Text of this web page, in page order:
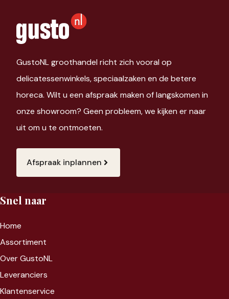
GustoNL groothandel richt zich vooral op
delicatessenwinkels, speciaalzaken en de betere
horeca. Wilt u een afspraak maken of langskomen in
onze showroom? Geen probleem, we kijken er naar
uit om u te ontmoeten.
Afspraak inplannen
Snel naar
Home
Assortiment
Over GustoNL
Leveranciers
Klantenservice